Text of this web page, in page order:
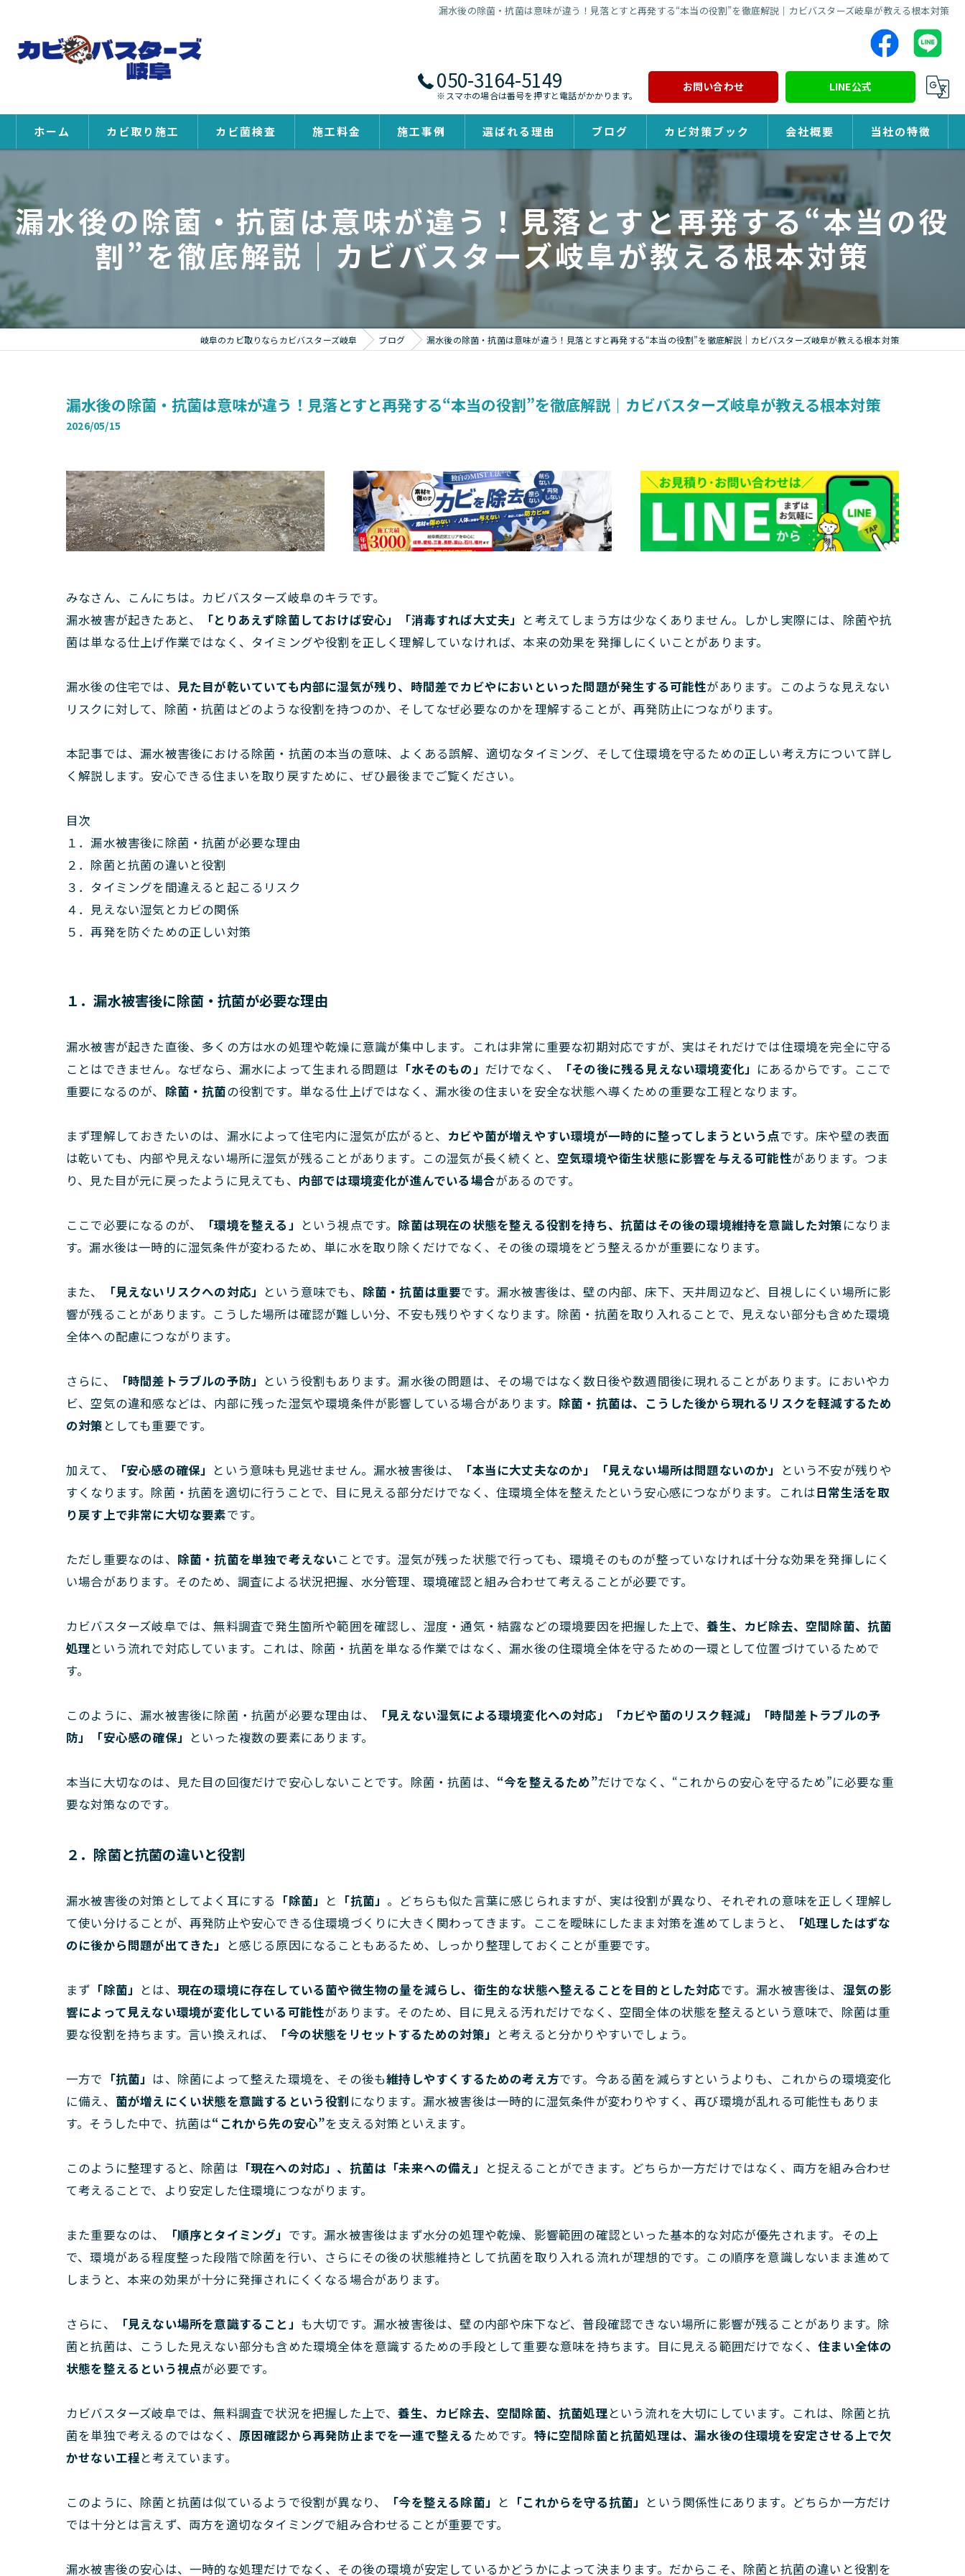
漏水後の除菌・抗菌は意味が違う！見落とすと再発する“本当の役割”を徹底解説｜カビバスターズ岐阜が教える根本対策
050-3164-5149
※スマホの場合は番号を押すと電話がかかります。
お問い合わせ LINE公式
ホーム カビ取り施工 カビ菌検査 施工料金 施工事例 選ばれる理由 ブログ カビ対策ブック 会社概要 当社の特徴
除カビ
防カビ
漏水後の除菌・抗菌は意味が違う！見落とすと再発する“本当の役
割”を徹底解説｜カビバスターズ岐阜が教える根本対策
岐阜のカビ取りならカビバスターズ岐阜 ブログ 漏水後の除菌・抗菌は意味が違う！見落とすと再発する“本当の役割”を徹底解説｜カビバスターズ岐阜が教える根本対策
漏水後の除菌・抗菌は意味が違う！見落とすと再発する“本当の役割”を徹底解説｜カビバスターズ岐阜が教える根本対策
2026/05/15
みなさん、こんにちは。カビバスターズ岐阜のキラです。
漏水被害が起きたあと、
「とりあえず除菌しておけば安心」「消毒すれば大丈夫」 と考えてしまう方は少なくありません。しかし実際には、除菌や抗
菌は単なる仕上げ作業ではなく、タイミングや役割を正しく理解していなければ、本来の効果を発揮しにくいことがあります。
漏水後の住宅では、 見た目が乾いていても内部に湿気が残り、時間差でカビやにおいといった問題が発生する可能性があります。このような見えない
リスクに対して、除菌・抗菌はどのような役割を持つのか、そしてなぜ必要なのかを理解することが、再発防止につながります。
本記事では、漏水被害後における除菌・抗菌の本当の意味、よくある誤解、適切なタイミング、そして住環境を守るための正しい考え方について詳し
く解説します。安心できる住まいを取り戻すために、ぜひ最後までご覧ください。
目次
１．漏水被害後に除菌・抗菌が必要な理由
２．除菌と抗菌の違いと役割
３．タイミングを間違えると起こるリスク
４．見えない湿気とカビの関係
５．再発を防ぐための正しい対策
１．漏水被害後に除菌・抗菌が必要な理由
漏水被害が起きた直後、多くの方は水の処理や乾燥に意識が集中します。これは非常に重要な初期対応ですが、実はそれだけでは住環境を完全に守る
ことはできません。なぜなら、漏水によって生まれる問題は 「水そのもの」 だけでなく、 「その後に残る見えない環境変化」 にあるからです。ここで
重要になるのが、 除菌・抗菌の役割です。単なる仕上げではなく、漏水後の住まいを安全な状態へ導くための重要な工程となります。
まず理解しておきたいのは、漏水によって住宅内に湿気が広がると、 カビや菌が増えやすい環境が一時的に整ってしまうという点です。床や壁の表面
は乾いても、内部や見えない場所に湿気が残ることがあります。この湿気が長く続くと、空気環境や衛生状態に影響を与える可能性があります。つま
り、見た目が元に戻ったように見えても、 内部では環境変化が進んでいる場合があるのです。
ここで必要になるのが、 「環境を整える」 という視点です。 除菌は現在の状態を整える役割を持ち、抗菌はその後の環境維持を意識した対策になりま
す。漏水後は一時的に湿気条件が変わるため、単に水を取り除くだけでなく、その後の環境をどう整えるかが重要になります。
また、 「見えないリスクへの対応」 という意味でも、 除菌・抗菌は重要です。漏水被害後は、壁の内部、床下、天井周辺など、目視しにくい場所に影
響が残ることがあります。こうした場所は確認が難しい分、不安も残りやすくなります。除菌・抗菌を取り入れることで、見えない部分も含めた環境
全体への配慮につながります。
さらに、 「時間差トラブルの予防」 という役割もあります。漏水後の問題は、その場ではなく数日後や数週間後に現れることがあります。においやカ
ビ、空気の違和感などは、内部に残った湿気や環境条件が影響している場合があります。 除菌・抗菌は、こうした後から現れるリスクを軽減するため
の対策 としても重要です。
加えて、 「安心感の確保」 という意味も見逃せません。漏水被害後は、 「本当に大丈夫なのか」「見えない場所は問題ないのか」
という不安が残りや
すくなります。除菌・抗菌を適切に行うことで、目に見える部分だけでなく、住環境全体を整えたという安心感につながります。これは日常生活を取
り戻す上で非常に大切な要素です。
ただし重要なのは、 除菌・抗菌を単独で考えないことです。湿気が残った状態で行っても、環境そのものが整っていなければ十分な効果を発揮しにく
い場合があります。そのため、調査による状況把握、水分管理、環境確認と組み合わせて考えることが必要です。
カビバスターズ岐阜では、無料調査で発生箇所や範囲を確認し、湿度・通気・結露などの環境要因を把握した上で、養生、カビ除去、空間除菌、抗菌
処理という流れで対応しています。これは、除菌・抗菌を単なる作業ではなく、漏水後の住環境全体を守るための一環として位置づけているためで
す。
このように、漏水被害後に除菌・抗菌が必要な理由は、
「見えない湿気による環境変化への対応」「カビや菌のリスク軽減」「時間差トラブルの予
防」「安心感の確保」 といった複数の要素にあります。
本当に大切なのは、見た目の回復だけで安心しないことです。除菌・抗菌は、 “今を整えるため”だけでなく、“これからの安心を守るため”に必要な重
要な対策なのです。
２．除菌と抗菌の違いと役割
漏水被害後の対策としてよく耳にする 「除菌」 と 「抗菌」 。どちらも似た言葉に感じられますが、実は役割が異なり、それぞれの意味を正しく理解し
て使い分けることが、再発防止や安心できる住環境づくりに大きく関わってきます。ここを曖昧にしたまま対策を進めてしまうと、
「処理したはずな
のに後から問題が出てきた」
と感じる原因になることもあるため、しっかり整理しておくことが重要です。
まず 「除菌」 とは、 現在の環境に存在している菌や微生物の量を減らし、衛生的な状態へ整えることを目的とした対応です。漏水被害後は、 湿気の影
響によって見えない環境が変化している可能性があります。そのため、目に見える汚れだけでなく、空間全体の状態を整えるという意味で、除菌は重
要な役割を持ちます。言い換えれば、
「今の状態をリセットするための対策」 と考えると分かりやすいでしょう。
一方で 「抗菌」 は、除菌によって整えた環境を、その後も維持しやすくするための考え方です。今ある菌を減らすというよりも、これからの環境変化
に備え、 菌が増えにくい状態を意識するという役割 になります。漏水被害後は一時的に湿気条件が変わりやすく、再び環境が乱れる可能性もありま
す。そうした中で、抗菌は“これから先の安心”を支える対策といえます。
このように整理すると、除菌は 「現在への対応」、抗菌は「未来への備え」 と捉えることができます。どちらか一方だけではなく、両方を組み合わせ
て考えることで、より安定した住環境につながります。
また重要なのは、 「順序とタイミング」 です。漏水被害後はまず水分の処理や乾燥、影響範囲の確認といった基本的な対応が優先されます。その上
で、環境がある程度整った段階で除菌を行い、さらにその後の状態維持として抗菌を取り入れる流れが理想的です。この順序を意識しないまま進めて
しまうと、本来の効果が十分に発揮されにくくなる場合があります。
さらに、 「見えない場所を意識すること」 も大切です。漏水被害後は、壁の内部や床下など、普段確認できない場所に影響が残ることがあります。除
菌と抗菌は、こうした見えない部分も含めた環境全体を意識するための手段として重要な意味を持ちます。目に見える範囲だけでなく、住まい全体の
状態を整えるという視点が必要です。
カビバスターズ岐阜では、無料調査で状況を把握した上で、養生、カビ除去、空間除菌、抗菌処理という流れを大切にしています。これは、除菌と抗
菌を単独で考えるのではなく、 原因確認から再発防止までを一連で整える ためです。 特に空間除菌と抗菌処理は、漏水後の住環境を安定させる上で欠
かせない工程と考えています。
このように、除菌と抗菌は似ているようで役割が異なり、 「今を整える除菌」 と 「これからを守る抗菌」 という関係性にあります。どちらか一方だけ
では十分とは言えず、両方を適切なタイミングで組み合わせることが重要です。
漏水被害後の安心は、一時的な処理だけでなく、その後の環境が安定しているかどうかによって決まります。だからこそ、除菌と抗菌の違いと役割を